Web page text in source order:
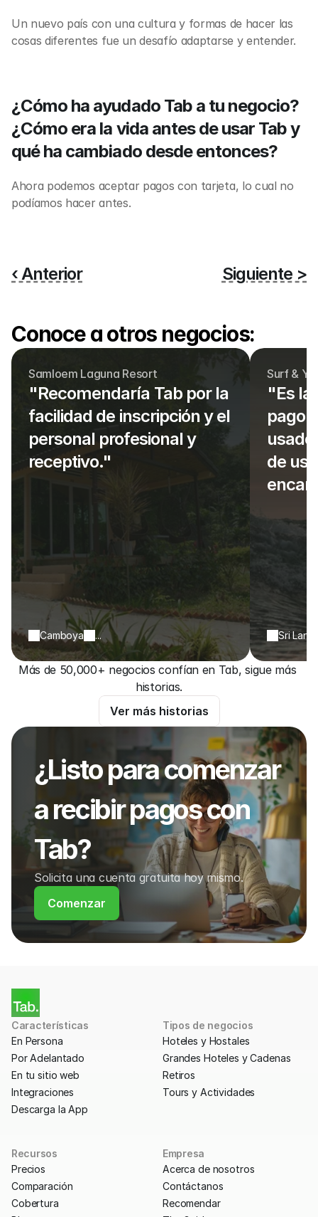
Un nuevo país con una cultura y formas de hacer las
cosas diferentes fue un desafío adaptarse y entender.
¿Cómo ha ayudado Tab a tu negocio?
¿Cómo era la vida antes de usar Tab y
qué ha cambiado desde entonces?
Ahora podemos aceptar pagos con tarjeta, lo cual no
podíamos hacer antes.
‹ Anterior Siguiente >
Conoce a otros negocios:
Samloem Laguna Resort
"Recomendaría Tab por la
facilidad de inscripción y el
personal profesional y
receptivo."
Camboya ...
Surf &
"Es la
pago
de
Sri
Más de 50,000+ negocios confían en Tab, sigue más
historias.
Ver más historias
¿Listo para comenzar
a recibir pagos con
Tab?
Solicita una cuenta gratuita hoy mismo.
Comenzar
Características
En Persona
Por Adelantado
En tu sitio web
Integraciones
Descarga la App
Tipos de negocios
Hoteles y Hostales
Grandes Hoteles y Cadenas
Retiros
Tours y Actividades
Recursos
Precios
Comparación
Cobertura
Empresa
Acerca de nosotros
Contáctanos
Recomendar